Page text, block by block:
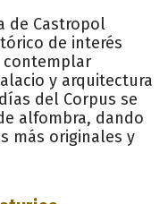
de Castropol
de interés
contemplar
y arquitectura
del Corpus se
alfombra, dando
más originales y